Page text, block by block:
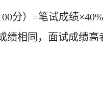
分）=笔试成绩
绩相同，面试成绩